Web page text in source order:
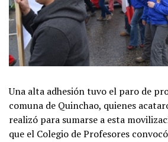
Una alta adhesión tuvo el paro de
comuna de Quinchao, quienes
realizó para sumarse a esta
que el Colegio de Profesores